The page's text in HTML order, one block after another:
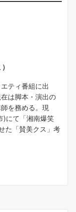
ティ番組に出
は脚本・演出の
を務める。現
)にて「湘南爆笑
た「賛美クス」考